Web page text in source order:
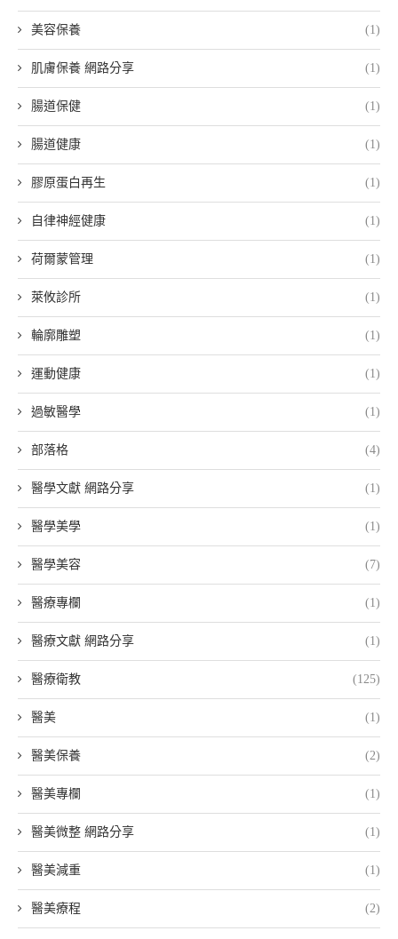
美容保養 (1)
肌膚保養 網路分享 (1)
腸道保健 (1)
腸道健康 (1)
膠原蛋白再生 (1)
自律神經健康 (1)
荷爾蒙管理 (1)
萊攸診所 (1)
輪廓雕塑 (1)
運動健康 (1)
過敏醫學 (1)
部落格 (4)
醫學文獻 網路分享 (1)
醫學美學 (1)
醫學美容 (7)
醫療專欄 (1)
醫療文獻 網路分享 (1)
醫療衛教 (125)
醫美 (1)
醫美保養 (2)
醫美專欄 (1)
醫美微整 網路分享 (1)
醫美減重 (1)
醫美療程 (2)